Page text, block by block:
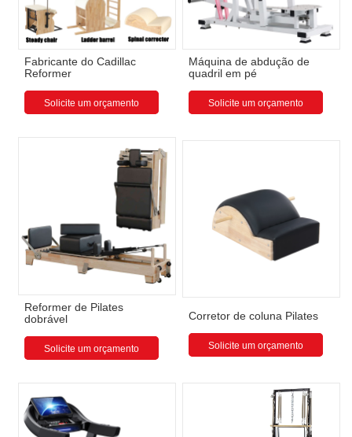
Fabricante do Cadillac
Reformer
Solicite um orçamento
Máquina de abdução de
quadril em pé
Solicite um orçamento
Reformer de Pilates
dobrável
Solicite um orçamento
Corretor de coluna Pilates
Solicite um orçamento